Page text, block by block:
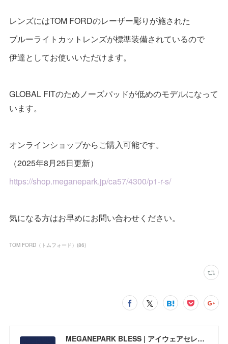
レンズにはTOM FORDのレーザー彫りが施された
ブルーライトカットレンズが標準装備されているので
伊達としてお使いいただけます。
GLOBAL FITのためノーズパッドが低めのモデルになって
います。
オンラインショップからご購入可能です。
（2025年8月25日更新）
https://shop.meganepark.jp/ca57/4300/p1-r-s/
気になる方はお早めにお問い合わせください。
TOM FORD（トムフォード） (86)
MEGANEPARK BLESS | アイウェアセレクトショップ